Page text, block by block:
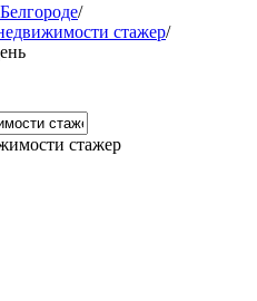
/
стажер/
стажер